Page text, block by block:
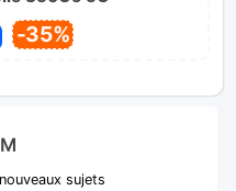
-35%
sujets